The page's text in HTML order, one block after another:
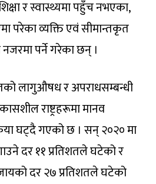
र स्वास्थ्यमा पहुँच नभएका,
परेका व्यक्ति एवं सीमान्तकृत
पर्ने गरेका छन् ।
लागुऔषध र अपराधसम्बन्धी
राष्ट्रहरूमा मानव
घट्दै गएको छ । सन् २०२० मा
दर ११ प्रतिशतले घटेको र
दर २७ प्रतिशतले घटेको